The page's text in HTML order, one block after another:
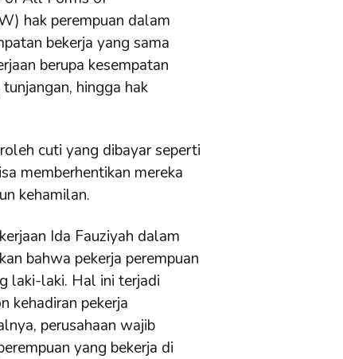
hak perempuan dalam
bekerja yang sama
berupa kesempatan
hingga hak
cuti yang dibayar seperti
memberhentikan mereka
kehamilan.
Ida Fauziyah dalam
bahwa pekerja perempuan
laki-laki. Hal ini terjadi
kehadiran pekerja
perusahaan wajib
yang bekerja di